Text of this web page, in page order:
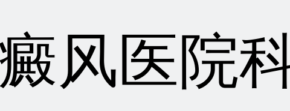
风医院